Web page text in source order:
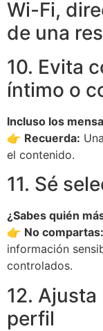
Wi-Fi,
de una
10. Evita
íntimo o
Incluso los
👉 Recuerda:
el contenido.
11. Sé
¿Sabes quién
👉 No compartas:
información
controlados.
12.
perfil